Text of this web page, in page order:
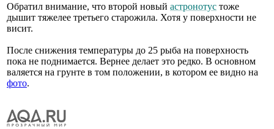
Обратил внимание, что второй новый астронотус тоже
дышит тяжелее третьего старожила. Хотя у поверхности не
висит.
После снижения температуры до 25 рыба на поверхность
пока не поднимается. Вернее делает это редко. В основном
валяется на грунте в том положении, в котором ее видно на
фото.